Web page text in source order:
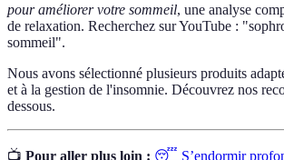
pour améliorer votre sommeil, une analyse
de relaxation. Recherchez sur YouTube :
sommeil".
Nous avons sélectionné plusieurs produits
et à la gestion de l'insomnie. Découvrez nos
dessous.
📺 Pour aller plus loin : 😴 S’endormir